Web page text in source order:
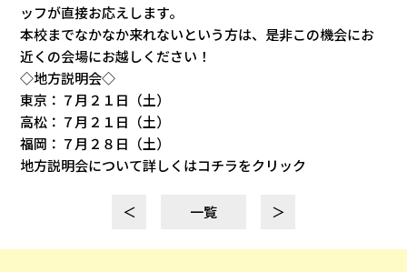
ッフが直接お応えします。
本校までなかなか来れないという方は、是非この機会にお
近くの会場にお越しください！
◇地方説明会◇
東京：７月２１日（土）
高松：７月２１日（土）
福岡：７月２８日（土）
地方説明会について詳しくはコチラをクリック
＜ 一覧 ＞